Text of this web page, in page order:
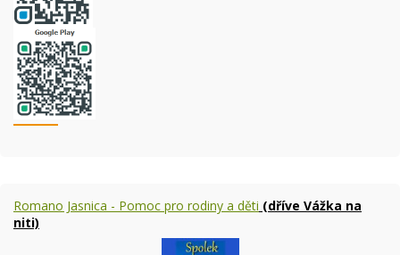
Romano Jasnica - Pomoc pro rodiny a děti (dříve Vážka na
niti)